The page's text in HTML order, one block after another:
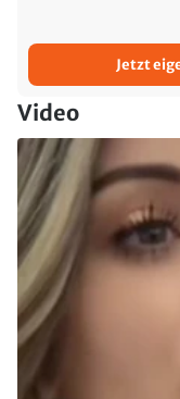
Jetzt
Video